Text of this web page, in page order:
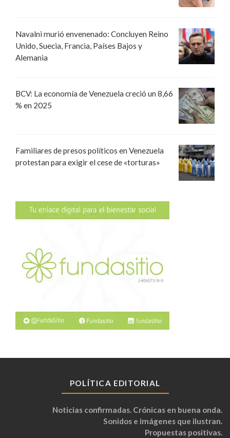
Navalni murió envenenado: Concluyen Reino
Unido, Suecia, Francia, Países Bajos y
Alemania
BCV: La economía de Venezuela creció un 8,66
% en 2025
Familiares de presos políticos en Venezuela
protestan para exigir el cese de «torturas»
POLÍTICA EDITORIAL
Noticias confirmadas. Crónicas en buena onda.
Sonidos e imágenes que ilustran.
Propuestas positivas.